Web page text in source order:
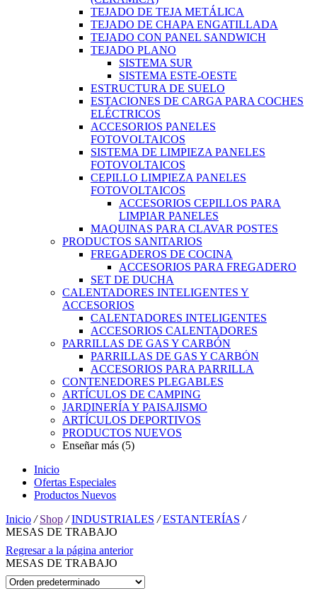
TEJADO DE TEJA METÁLICA
TEJADO DE CHAPA ENGATILLADA
TEJADO CON PANEL SANDWICH
TEJADO PLANO
SISTEMA SUR
SISTEMA ESTE-OESTE
ESTRUCTURA DE SUELO
ESTACIONES DE CARGA PARA COCHES
ELÉCTRICOS
ACCESORIOS PANELES
FOTOVOLTAICOS
SISTEMA DE LIMPIEZA PANELES
FOTOVOLTAICOS
CEPILLO LIMPIEZA PANELES
FOTOVOLTAICOS
ACCESORIOS CEPILLOS PARA
LIMPIAR PANELES
MAQUINAS PARA CLAVAR POSTES
PRODUCTOS SANITARIOS
FREGADEROS DE COCINA
ACCESORIOS PARA FREGADERO
SET DE DUCHA
CALENTADORES INTELIGENTES Y
ACCESORIOS
CALENTADORES INTELIGENTES
ACCESORIOS CALENTADORES
PARRILLAS DE GAS Y CARBÓN
PARRILLAS DE GAS Y CARBÓN
ACCESORIOS PARA PARRILLA
CONTENEDORES PLEGABLES
ARTÍCULOS DE CAMPING
JARDINERÍA Y PAISAJISMO
ARTÍCULOS DEPORTIVOS
PRODUCTOS NUEVOS
Enseñar más (5)
Inicio
Ofertas Especiales
Productos Nuevos
Inicio / Shop / INDUSTRIALES / ESTANTERÍAS /
MESAS DE TRABAJO
Regresar a la página anterior
MESAS DE TRABAJO